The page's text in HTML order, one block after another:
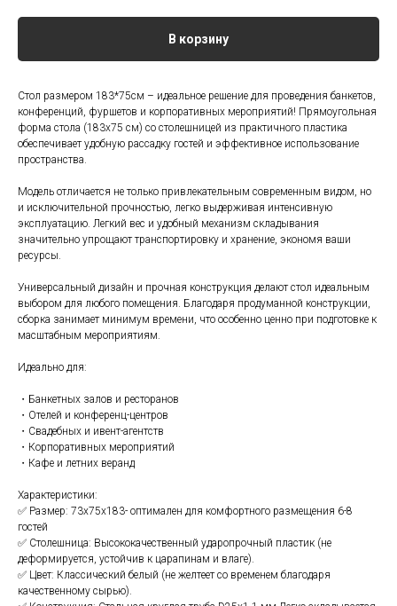
В корзину
Стол размером 183*75см – идеальное решение для проведения банкетов,
конференций, фуршетов и корпоративных мероприятий! Прямоугольная
форма стола (183x75 см) со столешницей из практичного пластика
обеспечивает удобную рассадку гостей и эффективное использование
пространства.
Модель отличается не только привлекательным современным видом, но
и исключительной прочностью, легко выдерживая интенсивную
эксплуатацию. Легкий вес и удобный механизм складывания
значительно упрощают транспортировку и хранение, экономя ваши
ресурсы.
Универсальный дизайн и прочная конструкция делают стол идеальным
выбором для любого помещения. Благодаря продуманной конструкции,
сборка занимает минимум времени, что особенно ценно при подготовке к
масштабным мероприятиям.
Идеально для:
・Банкетных залов и ресторанов
・Отелей и конференц-центров
・Свадебных и ивент-агентств
・Корпоративных мероприятий
・Кафе и летних веранд
Характеристики:
✅ Размер: 73х75х183- оптимален для комфортного размещения 6-8
гостей
✅ Столешница: Высококачественный ударопрочный пластик (не
деформируется, устойчив к царапинам и влаге).
✅ Цвет: Классический белый (не желтеет со временем благодаря
качественному сырью).